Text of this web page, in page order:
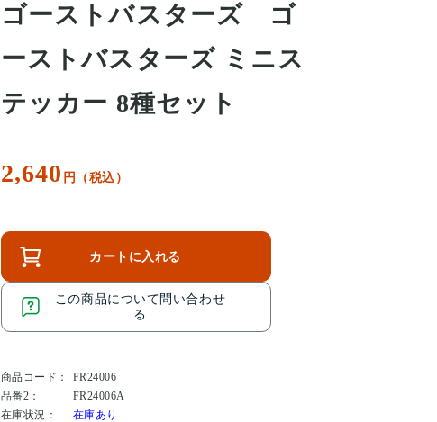
ゴーストバスターズ ゴ
ーストバスターズ ミニス
テッカー 8種セット
2,640 円（税込）
カートに入れる
この商品について問い合わせ
る
商品コード：
FR24006
品番2：
FR24006A
在庫状況：
在庫あり